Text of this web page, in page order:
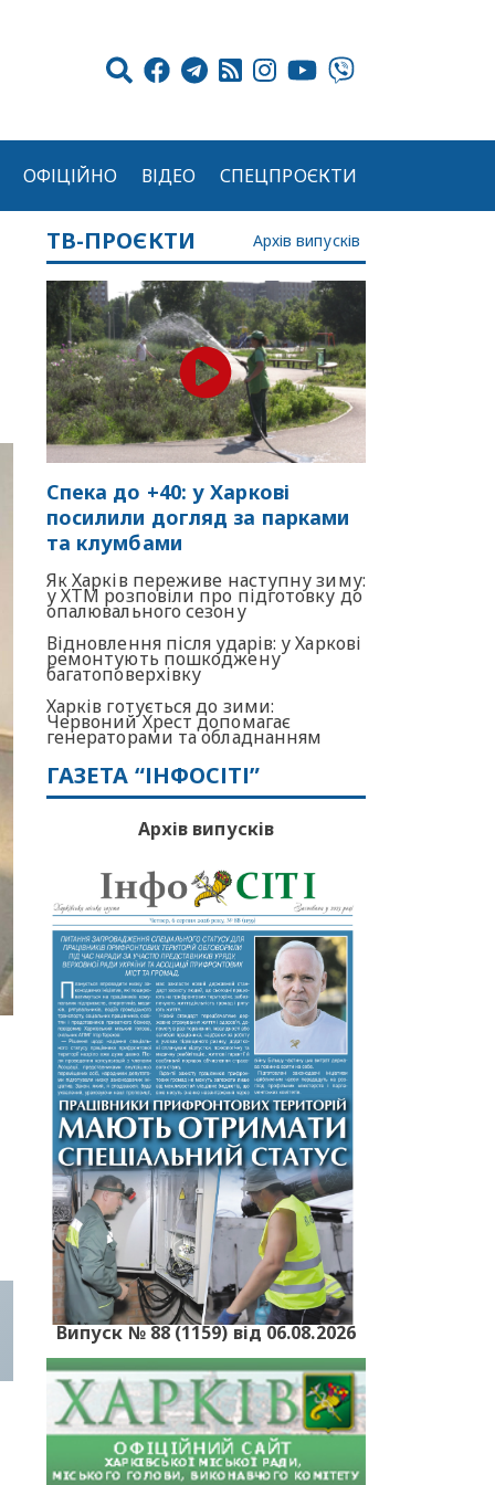
ОФІЦІЙНО ВІДЕО СПЕЦПРОЄКТИ
ТВ-ПРОЄКТИ Архів випусків
Спека до +40: у Харкові
посилили догляд за парками
та клумбами
Як Харків переживе наступну зиму:
у ХТМ розповіли про підготовку до
опалювального сезону
Відновлення після ударів: у Харкові
ремонтують пошкоджену
багатоповерхівку
Харків готується до зими:
Червоний Хрест допомагає
генераторами та обладнанням
ГАЗЕТА “ІНФОСІТІ”
Архів випусків
Випуск № 88 (1159) від 06.08.2026